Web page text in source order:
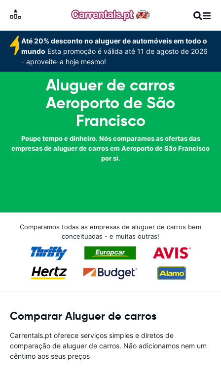
Até 20% desconto no aluguer de automóveis em todo o
mundo Esta promoção é válida até 11 de agosto de 2026
- aproveite-a hoje mesmo!
Aluguer de carros
Aeroporto de São
Francisco
Poupe tempo e dinheiro. Nós comparamos as ofertas das
empresas de aluguer de carros em Aeroporto de São Francisco
por si.
Comparamos todas as empresas de aluguer de carros bem
conceituadas - e muitas outras!
Comparar Aluguer de carros
Carrentals.pt oferece serviços simples e diretos de
comparação de aluguer de carros. Não adicionamos nem um
cêntimo aos seus preços